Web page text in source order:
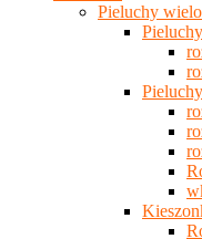
Pieluchy